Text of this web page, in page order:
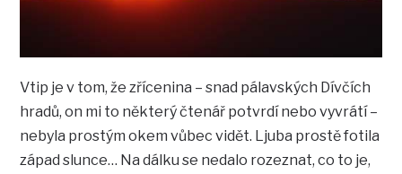
Vtip je v tom, že zřícenina – snad pálavských Dívčích
hradů, on mi to některý čtenář potvrdí nebo vyvrátí –
nebyla prostým okem vůbec vidět. Ljuba prostě fotila
západ slunce… Na dálku se nedalo rozeznat, co to je,